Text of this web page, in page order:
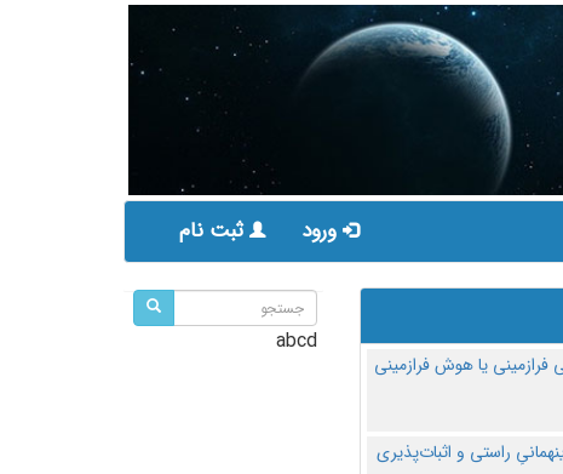
ورود ثبت نام
فرازمینی یا هوش فرازمینی
راستی و اثبات‌پذیری
abcd